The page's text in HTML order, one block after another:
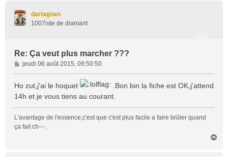
dartagnan
1007iste de diamant
Re: Ça veut plus marcher ???
M
e
s
a
g
e
jeudi 06 août 2015, 09:50:50
Ho zut,j'ai le hoquet
.Bon bin la fiche est OK,j'attend
14h et je vous tiens au courant.
L'avantage de l'essence,c'est que c'est plus facile a faire brûler quand
ça fait ch---.